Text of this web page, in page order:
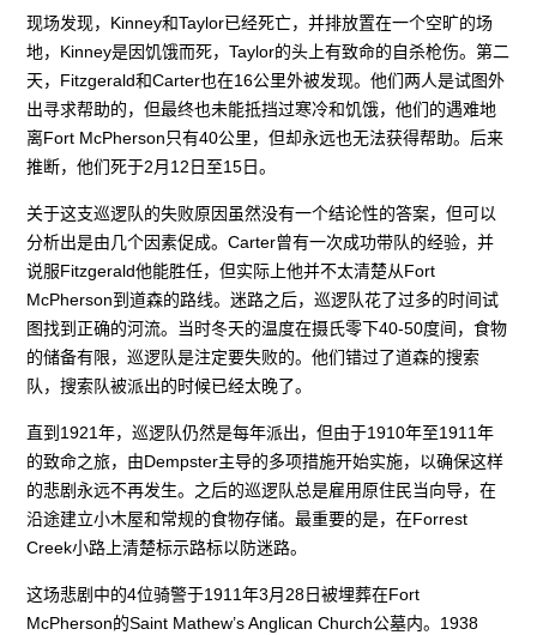
现场发现，Kinney和Taylor已经死亡，并排放置在一个空旷的场
地，Kinney是因饥饿而死，Taylor的头上有致命的自杀枪伤。第二
天，Fitzgerald和Carter也在16公里外被发现。他们两人是试图外
出寻求帮助的，但最终也未能抵挡过寒冷和饥饿，他们的遇难地
离Fort McPherson只有40公里，但却永远也无法获得帮助。后来
推断，他们死于2月12日至15日。
关于这支巡逻队的失败原因虽然没有一个结论性的答案，但可以
分析出是由几个因素促成。Carter曾有一次成功带队的经验，并
说服Fitzgerald他能胜任，但实际上他并不太清楚从Fort
McPherson到道森的路线。迷路之后，巡逻队花了过多的时间试
图找到正确的河流。当时冬天的温度在摄氏零下40-50度间，食物
的储备有限，巡逻队是注定要失败的。他们错过了道森的搜索
队，搜索队被派出的时候已经太晚了。
直到1921年，巡逻队仍然是每年派出，但由于1910年至1911年
的致命之旅，由Dempster主导的多项措施开始实施，以确保这样
的悲剧永远不再发生。之后的巡逻队总是雇用原住民当向导，在
沿途建立小木屋和常规的食物存储。最重要的是，在Forrest
Creek小路上清楚标示路标以防迷路。
这场悲剧中的4位骑警于1911年3月28日被埋葬在Fort
McPherson的Saint Mathew’s Anglican Church公墓内。1938